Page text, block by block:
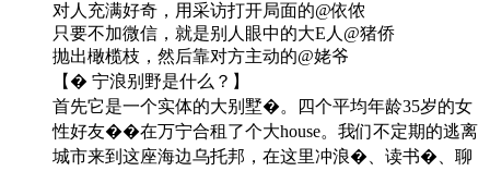
对人充满好奇，用采访打开局面的@依侬
只要不加微信，就是别人眼中的大E人@猪侨
抛出橄榄枝，然后靠对方主动的@姥爷
【� 宁浪别野是什么？】
首先它是一个实体的大别墅�。四个平均年龄35岁的女
性好友��在万宁合租了个大house。我们不定期的逃离
城市来到这座海边乌托邦，在这里冲浪�、读书�、聊